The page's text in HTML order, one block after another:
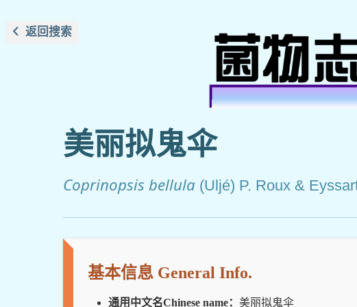
返回搜索
美丽拟鬼伞
Coprinopsis bellula (Uljé) P. Roux &
基本信息 General Info.
通用中文名Chinese name： 美丽拟鬼伞